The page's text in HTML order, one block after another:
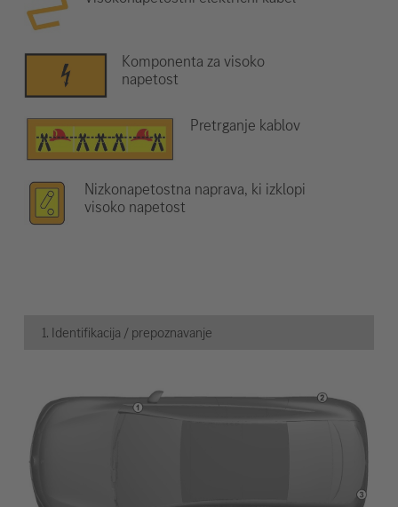
Komponenta za visoko
napetost
Pretrganje kablov
Nizkonapetostna naprava, ki izklopi
visoko napetost
1. Identifikacija / prepoznavanje